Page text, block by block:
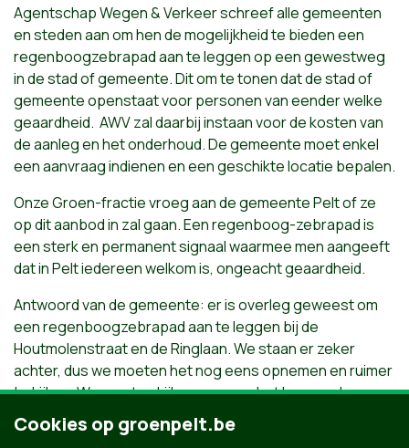
Agentschap Wegen & Verkeer schreef alle gemeenten
en steden aan om hen de mogelijkheid te bieden een
regenboogzebrapad aan te leggen op een gewestweg
in de stad of gemeente. Dit om te tonen dat de stad of
gemeente openstaat voor personen van eender welke
geaardheid. AWV zal daarbij instaan voor de kosten van
de aanleg en het onderhoud. De gemeente moet enkel
een aanvraag indienen en een geschikte locatie bepalen.
Onze Groen-fractie vroeg aan de gemeente Pelt of ze
op dit aanbod in zal gaan. Een regenboog-zebrapad is
een sterk en permanent signaal waarmee men aangeeft
dat in Pelt iedereen welkom is, ongeacht geaardheid.
Antwoord van de gemeente: er is overleg geweest om
een regenboogzebrapad aan te leggen bij de
Houtmolenstraat en de Ringlaan. We staan er zeker
achter, dus we moeten het nog eens opnemen en ruimer
bekijken. We moeten kijken waar we het kunnen doen, we
gaan er zeker gevolg aan geven.
Cookies op groenpelt.be